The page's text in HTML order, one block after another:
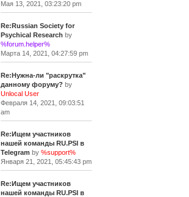
Мая 13, 2021, 03:23:20 pm
Re:Russian Society for
Psychical Research by
%forum.helper%
Марта 14, 2021, 04:27:59 pm
Re:Нужна-ли "раскрутка"
данному форуму? by
Unlocal User
Февраля 14, 2021, 09:03:51
am
Re:Ищем участников
нашей команды RU.PSI в
Telegram by %support%
Января 21, 2021, 05:45:43 pm
Re:Ищем участников
нашей команды RU.PSI в